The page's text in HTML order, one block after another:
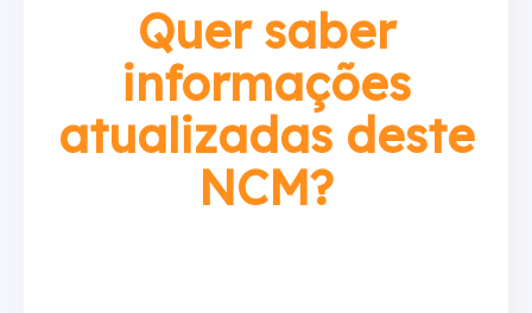
Quer saber
informações
atualizadas deste
NCM?